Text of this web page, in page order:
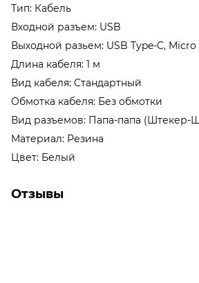
Тип: Кабель
Входной разъем: USB
Выходной разьем: USB Type-C, Micro
Длина кабеля: 1 м
Вид кабеля: Стандартный
Обмотка кабеля: Без обмотки
Вид разъемов: Папа-папа (Штекер-
Материал: Резина
Цвет: Белый
Отзывы